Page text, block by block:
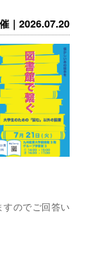
｜2026.07.20
すのでご回答い